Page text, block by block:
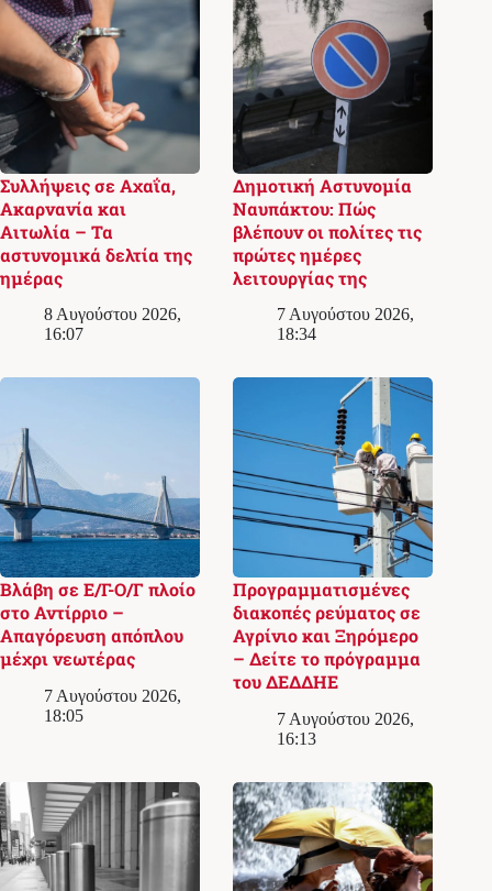
Συλλήψεις σε Αχαΐα,
Ακαρνανία και
Αιτωλία – Τα
αστυνομικά δελτία της
ημέρας
8 Αυγούστου 2026,
16:07
Δημοτική Αστυνομία
Ναυπάκτου: Πώς
βλέπουν οι πολίτες τις
πρώτες ημέρες
λειτουργίας της
7 Αυγούστου 2026,
18:34
Βλάβη σε Ε/Γ-Ο/Γ πλοίο
στο Αντίρριο –
Απαγόρευση απόπλου
μέχρι νεωτέρας
7 Αυγούστου 2026,
18:05
Προγραμματισμένες
διακοπές ρεύματος σε
Αγρίνιο και Ξηρόμερο
– Δείτε το πρόγραμμα
του ΔΕΔΔΗΕ
7 Αυγούστου 2026,
16:13